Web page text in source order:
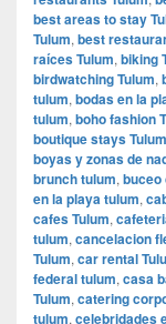
best areas to stay
Tulum, best
raíces Tulum, biking
birdwatching Tulum,
tulum, bodas en la
tulum, boho fashion
boutique stays Tulum
boyas y zonas de
brunch tulum, buceo
en la playa tulum,
cafes Tulum,
tulum, cancelacion
Tulum, car rental
federal tulum, casa
Tulum, catering
tulum, celebridades